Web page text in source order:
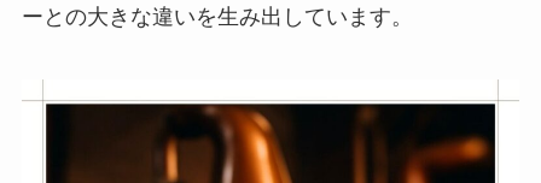
ーとの大きな違いを生み出しています。